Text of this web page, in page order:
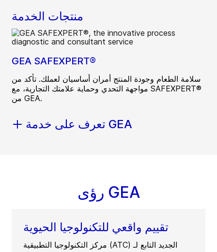
منتجات الخدمة
GEA SAFEXPERT®
سلامة الطعام وجودة المنتج أمران أساسيان لعملك. تأكد من
مواجهة التحدي وحماية علامتك التجارية، مع SAFEXPERT®
من GEA.
تعرف على خدمة GEA
رؤى GEA
تقييم واقعي للتكنولوجيا الحيوية
مركز التكنولوجيا التطبيقية (ATC) الجديد التابع لـ